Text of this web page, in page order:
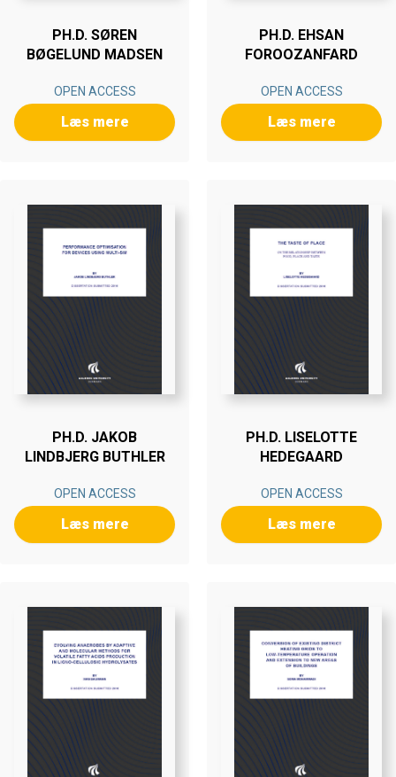
PH.D. SØREN
BØGELUND MADSEN
OPEN ACCESS
Læs mere
PH.D. EHSAN
FOROOZANFARD
OPEN ACCESS
Læs mere
PH.D. JAKOB
LINDBJERG BUTHLER
OPEN ACCESS
Læs mere
PH.D. LISELOTTE
HEDEGAARD
OPEN ACCESS
Læs mere